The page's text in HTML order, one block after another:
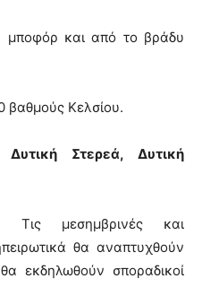
μποφόρ και από το βράδυ
βαθμούς Κελσίου.
Στερεά, Δυτική
Τις μεσημβρινές και
θα αναπτυχθούν
εκδηλωθούν σποραδικοί